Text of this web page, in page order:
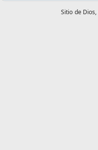
Sitio de Dios,